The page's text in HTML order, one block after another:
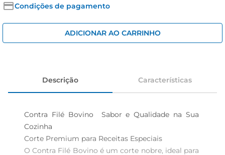
Condições de pagamento
ADICIONAR AO CARRINHO
Descrição Características
Contra Filé Bovino  Sabor e Qualidade na Sua
Cozinha
Corte Premium para Receitas Especiais
O Contra Filé Bovino é um corte nobre, ideal para
biscoito
cerveja